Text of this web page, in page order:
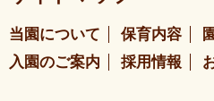
当園について 保育内容
入園のご案内
採用情報